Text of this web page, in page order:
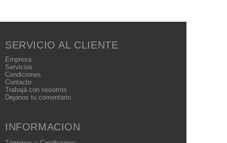
SERVICIO AL CLIENTE
Empresa
Servicios
Condiciones
Contacto
Trabajá con nosotros
Dejanos tu comentario
INFORMACION